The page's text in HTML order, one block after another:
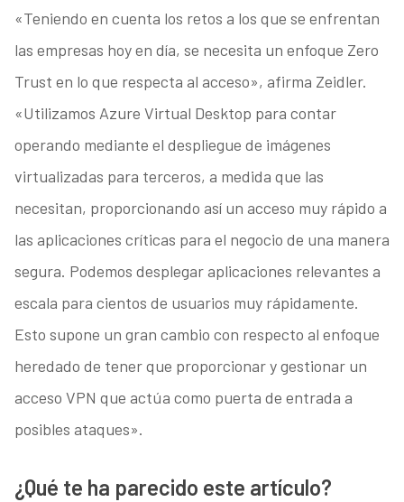
«Teniendo en cuenta los retos a los que se enfrentan
las empresas hoy en día, se necesita un enfoque Zero
Trust en lo que respecta al acceso», afirma Zeidler.
«Utilizamos Azure Virtual Desktop para contar
operando mediante el despliegue de imágenes
virtualizadas para terceros, a medida que las
necesitan, proporcionando así un acceso muy rápido a
las aplicaciones críticas para el negocio de una manera
segura. Podemos desplegar aplicaciones relevantes a
escala para cientos de usuarios muy rápidamente.
Esto supone un gran cambio con respecto al enfoque
heredado de tener que proporcionar y gestionar un
acceso VPN que actúa como puerta de entrada a
posibles ataques».
¿Qué te ha parecido este artículo?